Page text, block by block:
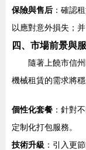
保險與售后 ：確認
以應對意外損失；
四、市場前景與
隨著上饒市信
機械租賃的需求將
個性化套餐 ：針對
定制化打包服務。
技術升級 ：引入更